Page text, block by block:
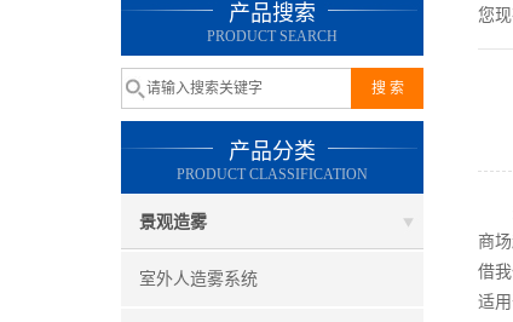
产品搜索
PRODUCT SEARCH
产品分类
PRODUCT CLASSIFICATION
景观造雾
室外人造雾系统
您现
多
商
借
适